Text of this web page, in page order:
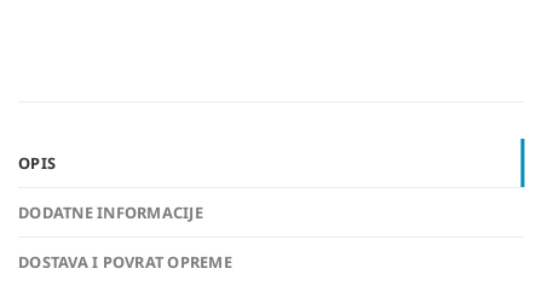
OPIS
DODATNE INFORMACIJE
DOSTAVA I POVRAT OPREME